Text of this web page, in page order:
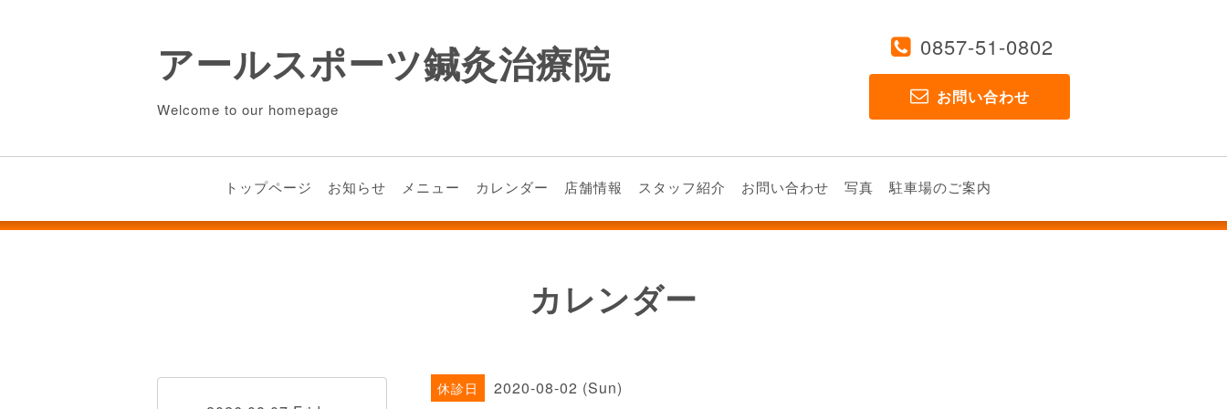
0857-51-0802
お問い合わせ
アールスポーツ鍼灸治療院
Welcome to our homepage
トップページ お知らせ メニュー カレンダー 店舗情報 スタッフ紹介 お問い合わせ 写真 駐車場のご案内
カレンダー
休診日 2020-08-02 (Sun)